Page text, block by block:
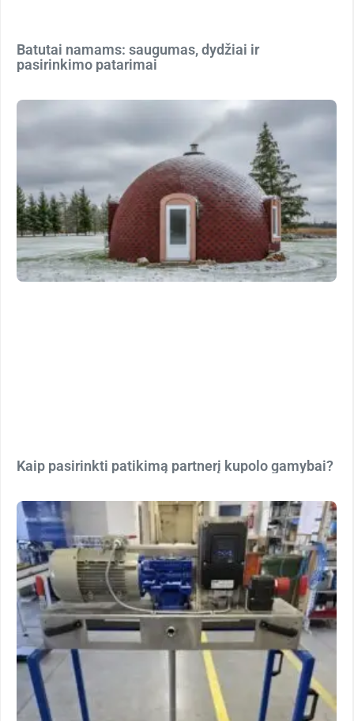
Batutai namams: saugumas, dydžiai ir
pasirinkimo patarimai
Kaip pasirinkti patikimą partnerį kupolo gamybai?